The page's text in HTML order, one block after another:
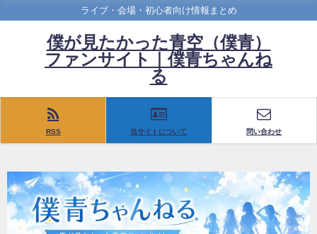
ライブ・会場・初心者向け情報まとめ
僕が見たかった青空（僕青）
ファンサイト｜僕青ちゃんね
る
RSS 当サイトについて 問い合わせ